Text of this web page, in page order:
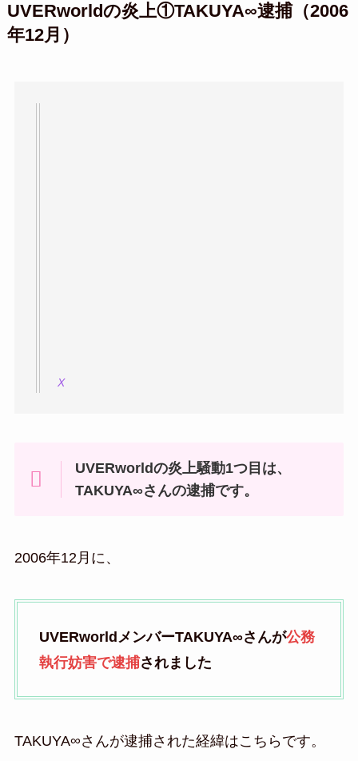
UVERworldの炎上①TAKUYA∞逮捕（2006
年12月）
X
UVERworldの炎上騒動1つ目は、
TAKUYA∞さんの逮捕です。
2006年12月に、
UVERworldメンバーTAKUYA∞さんが公務
執行妨害で逮捕されました
TAKUYA∞さんが逮捕された経緯はこちらです。